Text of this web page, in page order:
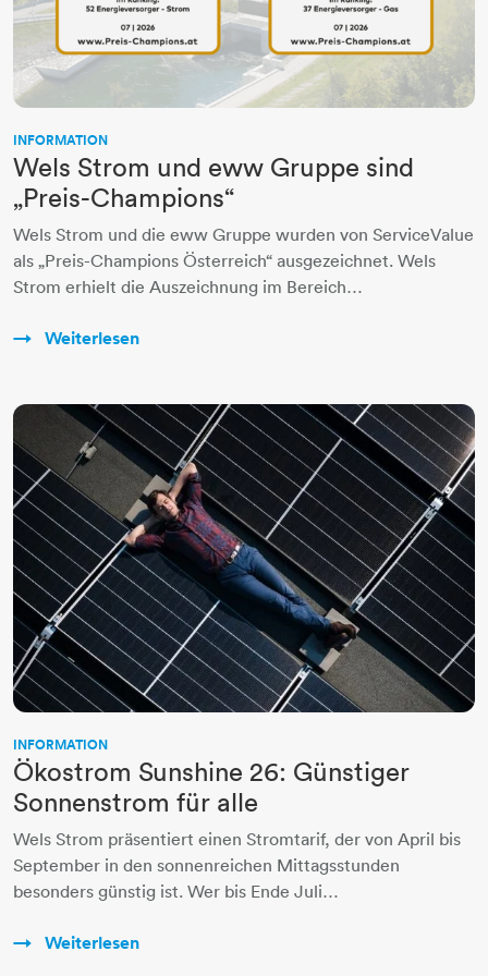
INFORMATION
Wels Strom und eww Gruppe sind
„Preis-Champions“
Wels Strom und die eww Gruppe wurden von ServiceValue
als „Preis-Champions Österreich“ ausgezeichnet. Wels
Strom erhielt die Auszeichnung im Bereich…
Weiterlesen
INFORMATION
Ökostrom Sunshine 26: Günstiger
Sonnenstrom für alle
Wels Strom präsentiert einen Stromtarif, der von April bis
September in den sonnenreichen Mittagsstunden
besonders günstig ist. Wer bis Ende Juli…
Weiterlesen